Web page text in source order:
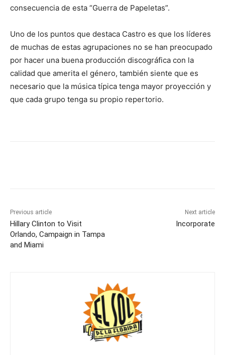
consecuencia de esta “Guerra de Papeletas”.
Uno de los puntos que destaca Castro es que los líderes
de muchas de estas agrupaciones no se han preocupado
por hacer una buena producción discográfica con la
calidad que amerita el género, también siente que es
necesario que la música típica tenga mayor proyección y
que cada grupo tenga su propio repertorio.
Previous article
Hillary Clinton to Visit
Orlando, Campaign in Tampa
and Miami
Next article
Incorporate